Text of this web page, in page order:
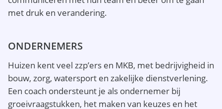
met druk en verandering.
ONDERNEMERS
Huizen kent veel zzp’ers en MKB, met bedrijvigheid in
bouw, zorg, watersport en zakelijke dienstverlening.
Een coach ondersteunt je als ondernemer bij
groeivraagstukken, het maken van keuzes en het